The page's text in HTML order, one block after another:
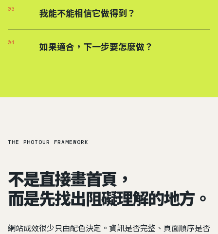
03 我能不能相信它做得到？
04 如果適合，下一步要怎麼做？
THE PHOTOUR FRAMEWORK
不是直接畫首頁，
而是先找出阻礙理解的地方。
網站成效很少只由配色決定。資訊是否完整、頁面順序是否